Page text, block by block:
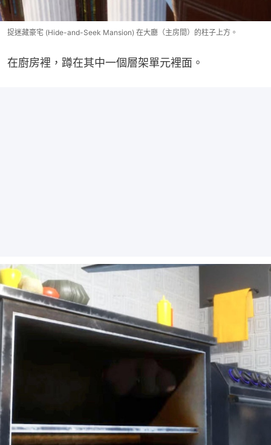
捉迷藏豪宅 (Hide-and-Seek Mansion) 在大廳（主房間）的柱子上方。
在廚房裡，蹲在其中一個層架單元裡面。